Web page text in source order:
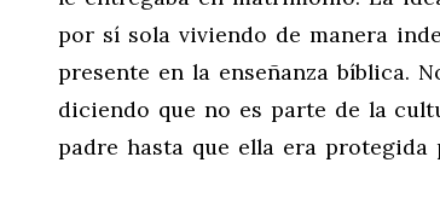
por sí sola viviendo de manera
presente en la enseñanza bíblica.
diciendo que no es parte de la
padre hasta que ella era protegida